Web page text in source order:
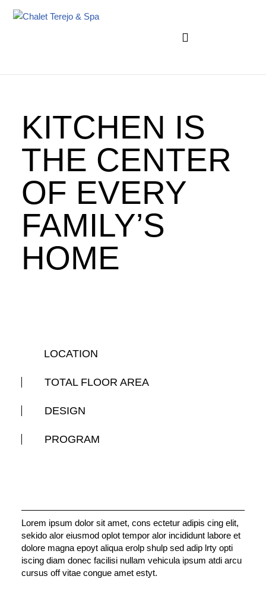
KITCHEN IS
THE CENTER
OF EVERY
FAMILY’S
HOME
LOCATION
TOTAL FLOOR AREA
DESIGN
PROGRAM
Lorem ipsum dolor sit amet, cons ectetur adipis cing elit,
sekido alor eiusmod oplot tempor alor incididunt labore et
dolore magna epoyt aliqua erolp shulp sed adip lrty opti
iscing diam donec facilisi nullam vehicula ipsum atdi arcu
cursus off vitae congue amet estyt.